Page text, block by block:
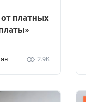
платных
2.9K